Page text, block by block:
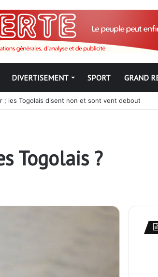
DIVERTISEMENT SPORT GRAND
; les Togolais disent non et sont vent debout
Togolais ?